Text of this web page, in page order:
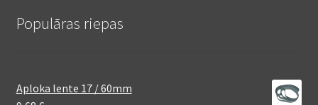
Populāras riepas
Aploka lente 17 / 60mm